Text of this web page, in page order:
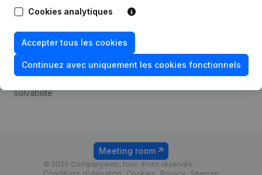
Cookies analytiques
Accepter tous les cookies
Continuez avec uniquement les cookies fonctionnels
Consulter des comptes
Recherche de numéro de
TVA
solvabilité
Tarifs
© 2026 Companyweb, tous droits réservés.
Meeting room